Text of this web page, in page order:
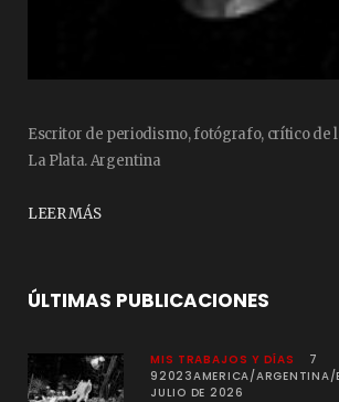
Escritor de periodismo, fotógrafo, crítico de
La Plata. Argentina
LEER MÁS
ÚLTIMAS PUBLICACIONES
MIS TRABAJOS Y DÍAS
7
92023AMERICA/ARGENTINA/
JULIO DE 2026